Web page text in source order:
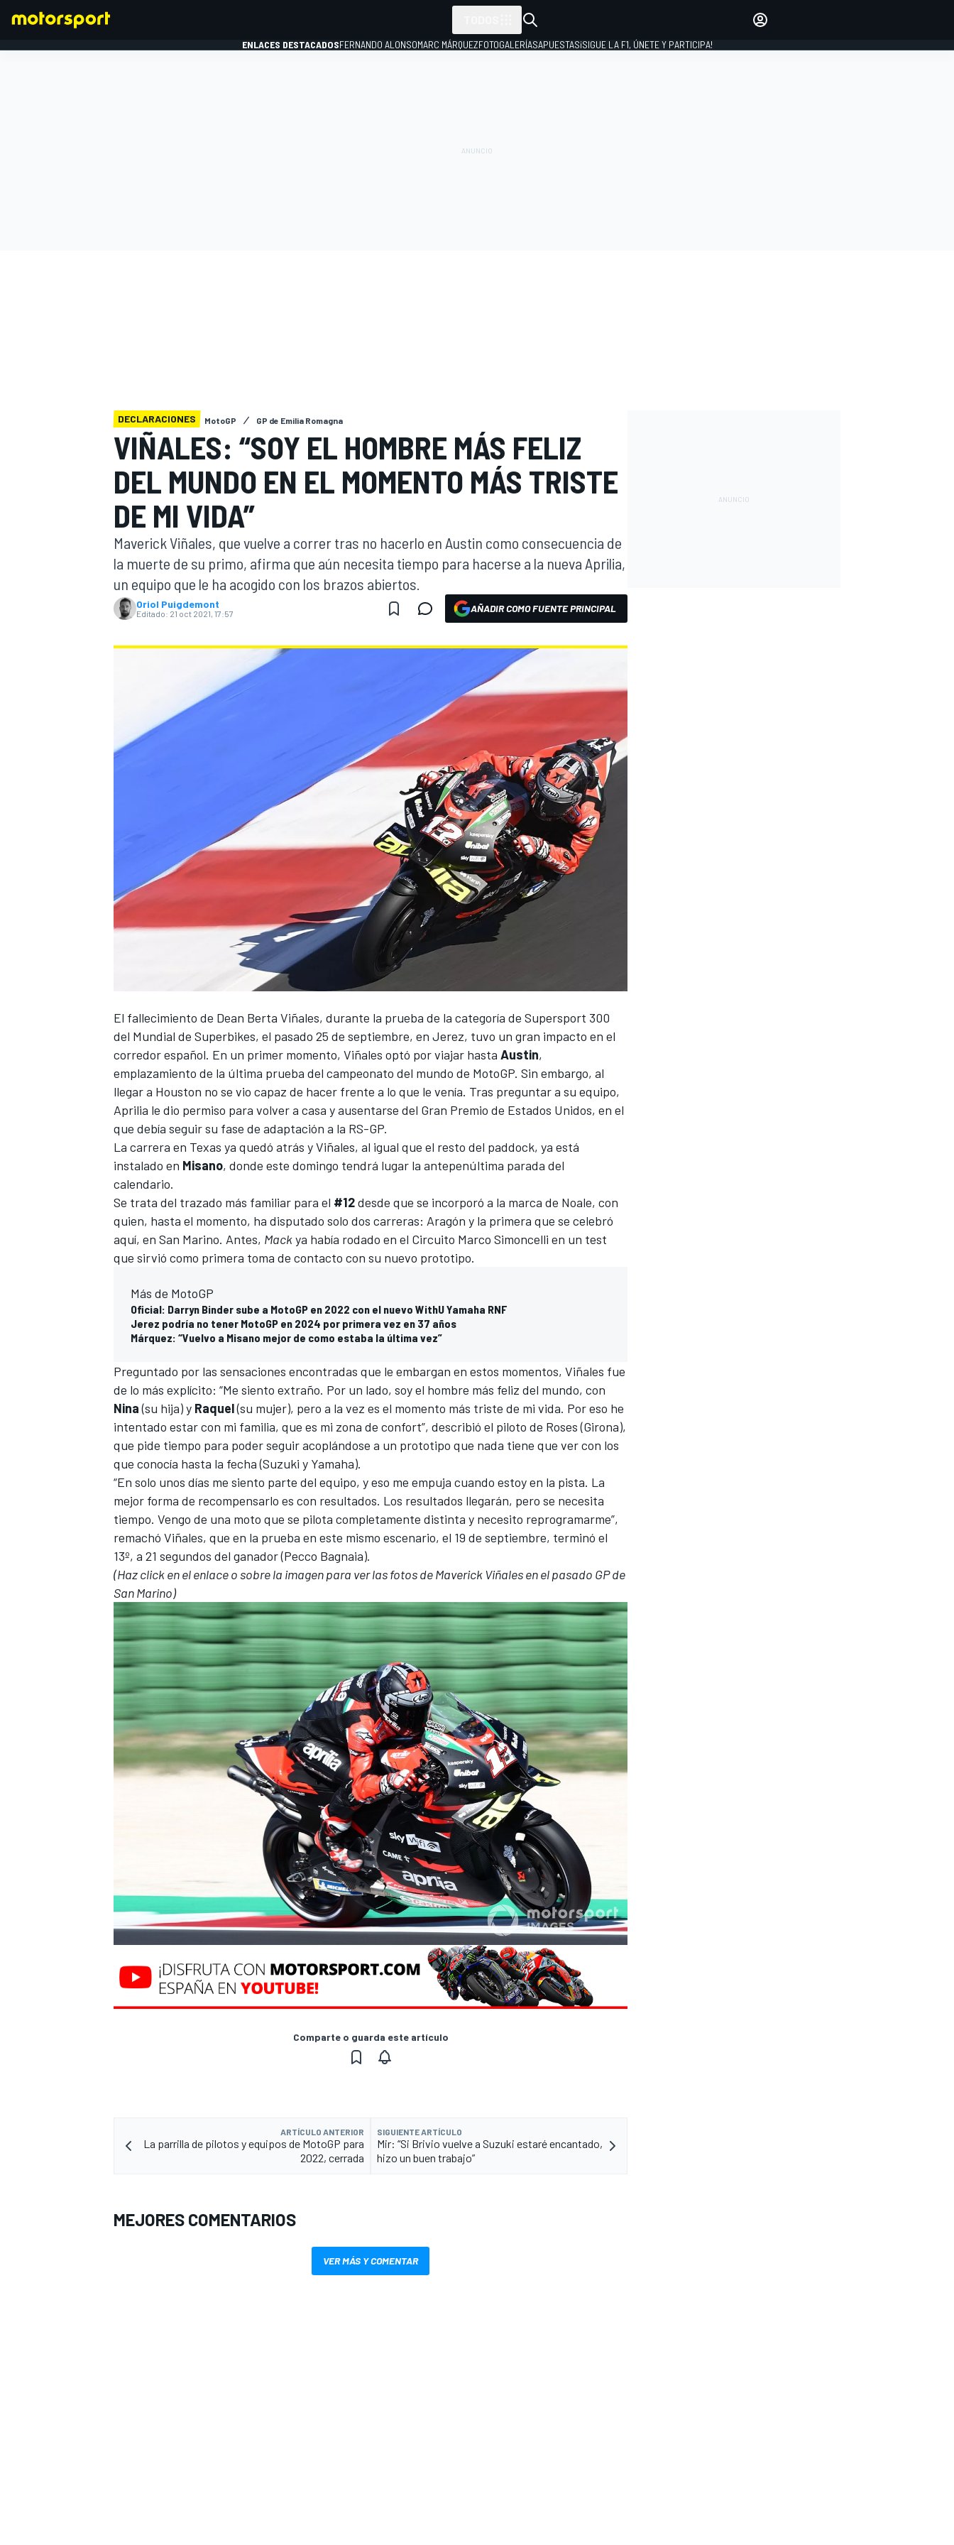
WEC FÓRMULA E
MÁS CATEGORÍAS
ENLACES DESTACADOSFERNANDO ALONSOMARC MÁRQUEZFOTOGALERÍASAPUESTAS¡SIGUE LA F1, ÚNETE Y PARTICIPA!
DECLARACIONES MotoGP GP de Emilia Romagna
VIÑALES: “SOY EL HOMBRE MÁS FELIZ
DEL MUNDO EN EL MOMENTO MÁS TRISTE
DE MI VIDA”
Maverick Viñales, que vuelve a correr tras no hacerlo en Austin como consecuencia de
la muerte de su primo, afirma que aún necesita tiempo para hacerse a la nueva Aprilia,
un equipo que le ha acogido con los brazos abiertos.
Oriol Puigdemont
Editado: 21 oct 2021, 17:57 AÑADIR COMO FUENTE PRINCIPAL
El fallecimiento de Dean Berta Viñales, durante la prueba de la categoría de Supersport 300
del Mundial de Superbikes, el pasado 25 de septiembre, en Jerez, tuvo un gran impacto en el
corredor español. En un primer momento, Viñales optó por viajar hasta Austin,
emplazamiento de la última prueba del campeonato del mundo de MotoGP. Sin embargo, al
llegar a Houston no se vio capaz de hacer frente a lo que le venía. Tras preguntar a su equipo,
Aprilia le dio permiso para volver a casa yausentarse del Gran Premio de Estados Unidos, en el
que debía seguir su fase de adaptación a la RS-GP.
La carrera en Texas ya quedó atrás y Viñales, al igual que el resto del paddock, ya está
instalado en Misano, donde este domingo tendrá lugar la antepenúltima parada del
calendario.
Se trata del trazado más familiar para el #12desde que se incorporó a la marca de Noale, con
quien, hasta el momento, ha disputado solo dos carreras: Aragón y la primera que se celebró
aquí, en San Marino. Antes, Mackya había rodado en el Circuito Marco Simoncelli en un test
que sirvió como primera toma de contacto con su nuevo prototipo.
Más de MotoGP
Oficial: Darryn Binder sube a MotoGP en 2022 con el nuevo WithU Yamaha RNF
Jerez podría no tener MotoGP en 2024 por primera vez en 37 años
Márquez: “Vuelvo a Misano mejor de como estaba la última vez”
Preguntado por las sensaciones encontradas que le embargan en estos momentos, Viñales fue
de lo más explícito: “Me siento extraño. Por un lado, soy el hombre más feliz del mundo, con
Nina(su hija) y Raquel(su mujer), pero a la vez es el momento más triste de mi vida. Por eso he
intentado estar con mi familia, que es mi zona de confort”, describió el piloto de Roses (Girona),
que pide tiempo para poder seguir acoplándose a un prototipo que nada tiene que ver con los
que conocía hasta la fecha (Suzuki y Yamaha).
“En solo unos días me siento parte del equipo, y eso me empuja cuando estoy en la pista. La
mejor forma de recompensarlo es con resultados. Los resultados llegarán, pero se necesita
tiempo. Vengo de una moto que se pilota completamente distinta y necesito reprogramarme”,
remachó Viñales, que en la prueba en este mismo escenario, el 19 de septiembre, terminó el
13º, a 21 segundos del ganador (Pecco Bagnaia).
(Haz click en el enlace o sobre la imagen para ver las fotos de Maverick Viñales en el pasado GP de
San Marino)
Comparte o guarda este artículo
ARTÍCULO ANTERIOR
La parrilla de pilotos y equipos de MotoGP para
2022, cerrada
SIGUIENTE ARTÍCULO
Mir: “Si Brivio vuelve a Suzuki estaré encantado,
hizo un buen trabajo”
MEJORES COMENTARIOS
VER MÁS Y COMENTAR